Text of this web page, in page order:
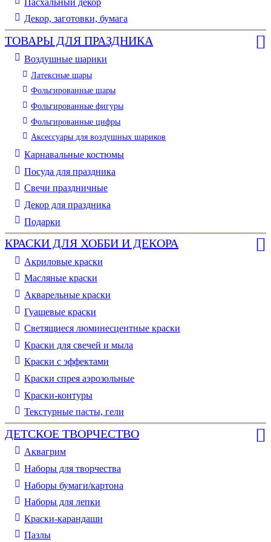
Декор, заготовки, бумага
ТОВАРЫ ДЛЯ ПРАЗДНИКА
Воздушные шарики
Латексные шары
Фольгированные шары
Фольгированные фигуры
Фольгированные цифры
Аксессуары для воздушных шариков
Карнавальные костюмы
Посуда для праздника
Свечи праздничные
Декор для праздника
Подарки
КРАСКИ ДЛЯ ХОББИ И ДЕКОРА
Акриловые краски
Масляные краски
Акварельные краски
Гуашевые краски
Светящиеся люминесцентные краски
Краски для свечей и мыла
Краски с эффектами
Краски спрея аэрозольные
Краски-контуры
Текстурные пасты, гели
ДЕТСКОЕ ТВОРЧЕСТВО
Аквагрим
Наборы для творчества
Наборы бумаги/картона
Наборы для лепки
Краски-карандаши
Пазлы